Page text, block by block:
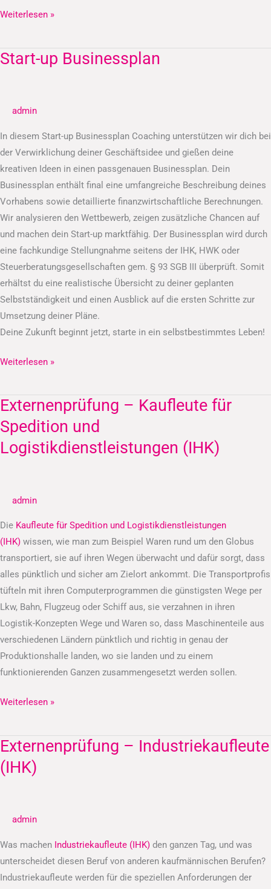
Weiterlesen »
Start-up Businessplan
admin
In diesem Start-up Businessplan Coaching unterstützen wir dich bei
der Verwirklichung deiner Geschäftsidee und gießen deine
kreativen Ideen in einen passgenauen Businessplan. Dein
Businessplan enthält final eine umfangreiche Beschreibung deines
Vorhabens sowie detaillierte finanzwirtschaftliche Berechnungen.
Wir analysieren den Wettbewerb, zeigen zusätzliche Chancen auf
und machen dein Start-up marktfähig. Der Businessplan wird durch
eine fachkundige Stellungnahme seitens der IHK, HWK oder
Steuerberatungsgesellschaften gem. § 93 SGB III überprüft. Somit
erhältst du eine realistische Übersicht zu deiner geplanten
Selbstständigkeit und einen Ausblick auf die ersten Schritte zur
Umsetzung deiner Pläne.
Deine Zukunft beginnt jetzt, starte in ein selbstbestimmtes Leben!
Start-
Weiterlesen »
Externenprüfung – Kaufleute für
Spedition und
Logistikdienstleistungen (IHK)
admin
Die Kaufleute für Spedition und Logistikdienstleistungen
(IHK) wissen, wie man zum Beispiel Waren rund um den Globus
transportiert, sie auf ihren Wegen überwacht und dafür sorgt, dass
alles pünktlich und sicher am Zielort ankommt. Die Transportprofis
tüfteln mit ihren Computerprogrammen die günstigsten Wege per
Lkw, Bahn, Flugzeug oder Schiff aus, sie verzahnen in ihren
Logistik-Konzepten Wege und Waren so, dass Maschinenteile aus
verschiedenen Ländern pünktlich und richtig in genau der
Produktionshalle landen, wo sie landen und zu einem
funktionierenden Ganzen zusammengesetzt werden sollen.
Externenprüfung
–
Kaufleute
für
Logistikdienstleistungen
Weiterlesen »
Externenprüfung – Industriekaufleute
(IHK)
admin
Was machen Industriekaufleute (IHK) den ganzen Tag, und was
unterscheidet diesen Beruf von anderen kaufmännischen Berufen?
Industriekaufleute werden für die speziellen Anforderungen der
Externenprüfung
–
Industriekaufleute